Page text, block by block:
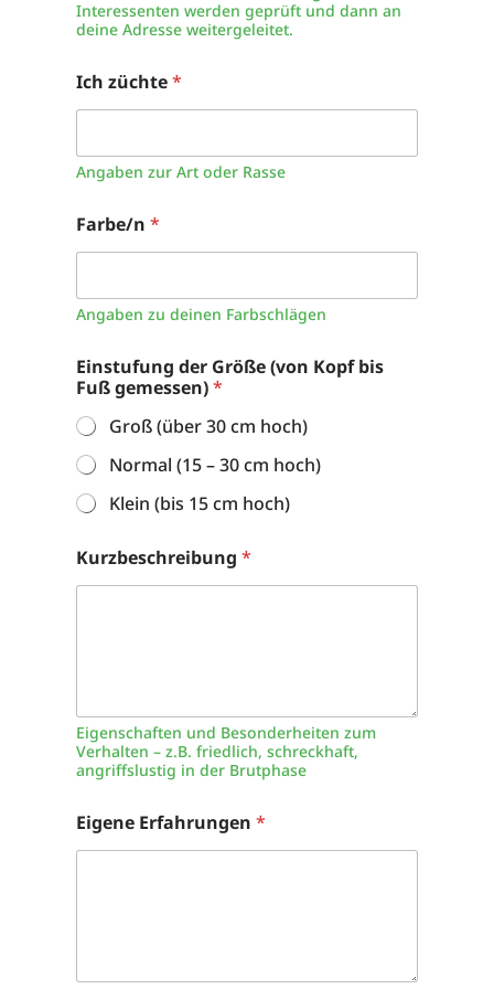
Interessenten werden geprüft und dann an
deine Adresse weitergeleitet.
Ich züchte*
Angaben zur Art oder Rasse
Farbe/n *
Angaben zu deinen Farbschlägen
Einstufung der Größe (von Kopf bis
Fuß gemessen)*
Groß (über 30 cm hoch)
Normal (15 – 30 cm hoch)
Klein (bis 15 cm hoch)
Kurzbeschreibung *
Eigenschaften und Besonderheiten zum
Verhalten – z.B. friedlich, schreckhaft,
angriffslustig in der Brutphase
Eigene Erfahrungen *